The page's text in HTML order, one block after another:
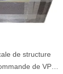
de structure
de VPU